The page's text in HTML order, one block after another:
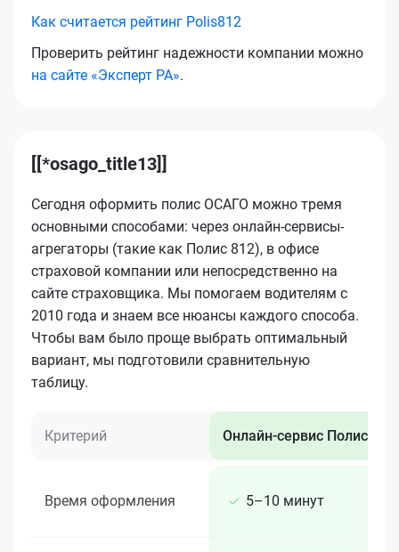
Как считается рейтинг Polis812
Проверить рейтинг надежности компании можно
на сайте «Эксперт РА».
[[*osago_title13]]
Сегодня оформить полис ОСАГО можно тремя
основными способами: через онлайн-сервисы-
агрегаторы (такие как Полис 812), в офисе
страховой компании или непосредственно на
сайте страховщика. Мы помогаем водителям с
2010 года и знаем все нюансы каждого способа.
Чтобы вам было проще выбрать оптимальный
вариант, мы подготовили сравнительную
таблицу.
Критерий Онлайн-сервис Полис 812
Время оформления 5–10 минут